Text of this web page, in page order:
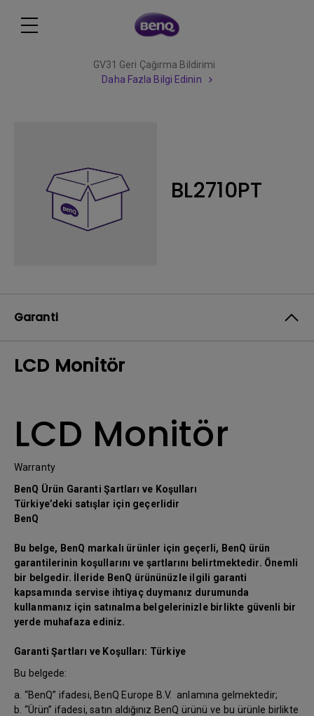
GV31 Geri Çağırma Bildirimi
Daha Fazla Bilgi Edinin
BL2710PT
Garanti
LCD Monitör
LCD Monitör
Warranty
BenQ Ürün Garanti Şartları ve Koşulları
Türkiye’deki satışlar için geçerlidir
BenQ
Bu belge, BenQ markalı ürünler için geçerli, BenQ ürün
garantilerinin koşullarını ve şartlarını belirtmektedir. Önemli
bir belgedir. İleride BenQ ürününüzle ilgili garanti
kapsamında servise ihtiyaç duymanız durumunda
kullanmanız için satınalma belgelerinizle birlikte güvenli bir
yerde muhafaza ediniz.
Garanti Şartları ve Koşulları: Türkiye
Bu belgede:
a. “BenQ” ifadesi, BenQ Europe B.V. anlamına gelmektedir;
b. “Ürün” ifadesi, satın aldığınız BenQ ürünü ve bu ürünle birlikte